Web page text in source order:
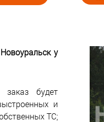
Новоуральск у
заказ будет
и
ТС;